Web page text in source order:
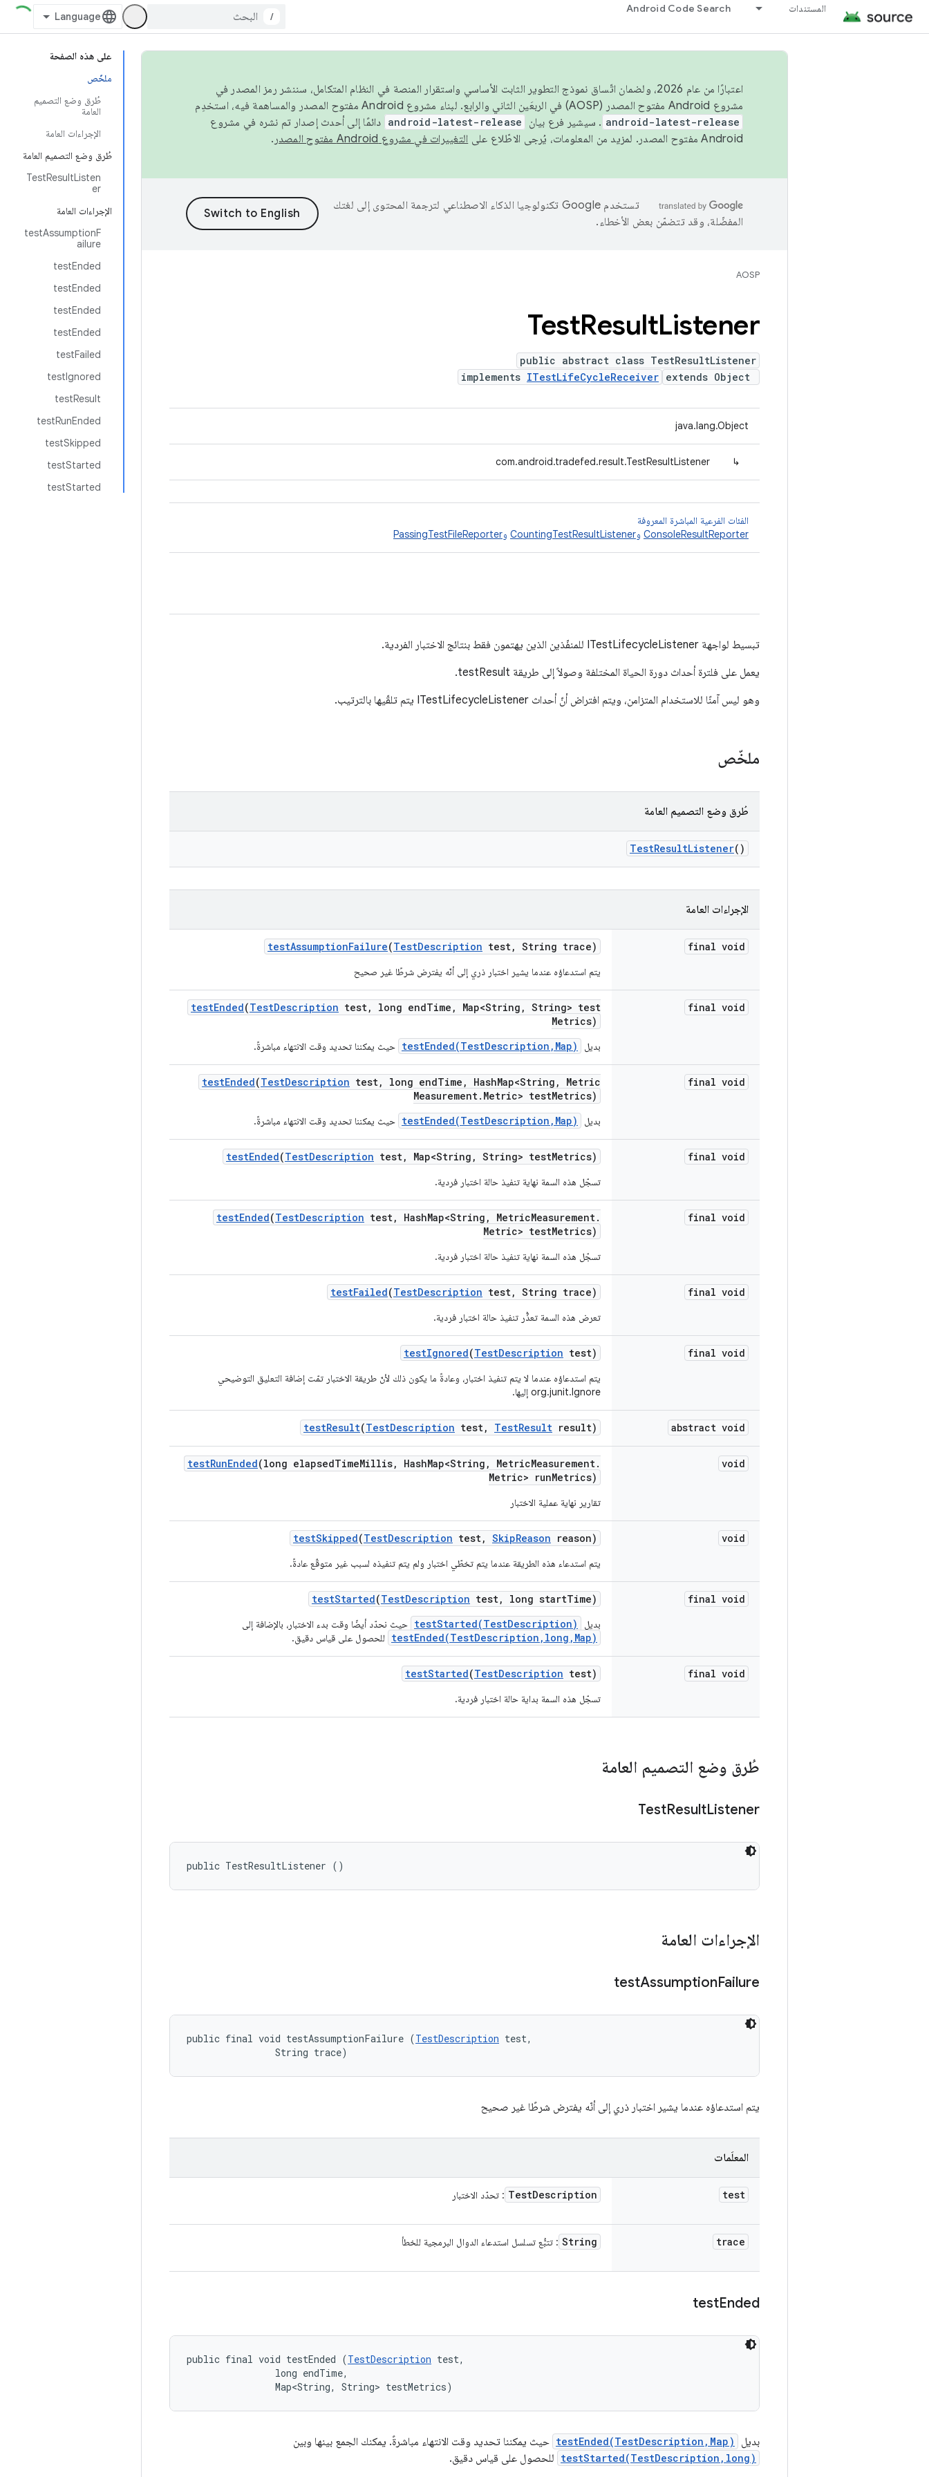
المستندات Android Code Search
/
على هذه الصفحة
ملخّص
طُرق وضع التصميم
العامة
الإجراءات العامة
طُرق وضع التصميم العامة
TestResultListen
er
الإجراءات العامة
testAssumptionF
ailure
testEnded
testEnded
testEnded
testEnded
testFailed
testIgnored
testResult
testRunEnded
testSkipped
testStarted
testStarted
اعتبارًا من عام 2026، ولضمان اتّساق نموذج التطوير الثابت الأساسي واستقرار المنصة في النظام المتكامل، سننشر رمز المصدر في
مشروع Android مفتوح المصدر (AOSP) في الربعَين الثاني والرابع. لبناء مشروع Android مفتوح المصدر والمساهمة فيه، استخدِم
android-latest-release . سيشير فرع بيان android-latest-release دائمًا إلى أحدث إصدار تم نشره في مشروع
Android مفتوح المصدر. لمزيد من المعلومات، يُرجى الاطّلاع على
التغييرات في مشروع Android مفتوح المصدر .
تستخدم Google تكنولوجيا الذكاء الاصطناعي لترجمة المحتوى إلى لغتك
المفضّلة، وقد تتضمّن بعض الأخطاء.
AOSP
TestResultListener
public abstract class TestResultListener
extends Object
implements ITestLifeCycleReceiver
java.lang.Object
↳
com.android.tradefed.result.TestResultListener
الفئات الفرعية المباشرة المعروفة
ConsoleResultReporter وCountingTestResultListener وPassingTestFileReporter
تبسيط لواجهة ITestLifecycleListener للمنفّذين الذين يهتمون فقط بنتائج الاختبار الفردية.
يعمل على فلترة أحداث دورة الحياة المختلفة وصولاً إلى طريقة testResult.
وهو ليس آمنًا للاستخدام المتزامن، ويتم افتراض أنّ أحداث ITestLifecycleListener يتم تلقّيها بالترتيب.
ملخّص
طُرق وضع التصميم العامة
TestResultListener()
الإجراءات العامة
final void
testAssumptionFailure(TestDescription test, String trace)
يتم استدعاؤه عندما يشير اختبار ذري إلى أنّه يفترض شرطًا غير صحيح
final void
testEnded(TestDescription test, long endTime , Map<String , String> test
Metrics)
بديل testEnded(TestDescription,Map) حيث يمكننا تحديد وقت الانتهاء مباشرةً.
final void
testEnded(TestDescription test, long endTime , HashMap<String ,
Metric
Measurement. Metric> testMetrics)
بديل testEnded(TestDescription,Map) حيث يمكننا تحديد وقت الانتهاء مباشرةً.
final void
testEnded(TestDescription test, Map<String , String> testMetrics)
تسجّل هذه السمة نهاية تنفيذ حالة اختبار فردية.
final void
testEnded(TestDescription test, HashMap<String , MetricMeasurement.
Metric> testMetrics)
تسجّل هذه السمة نهاية تنفيذ حالة اختبار فردية.
final void
testFailed(TestDescription test, String trace)
تعرض هذه السمة تعذُّر تنفيذ حالة اختبار فردية.
final void
testIgnored(TestDescription test)
يتم استدعاؤه عندما لا يتم تنفيذ اختبار، وعادةً ما يكون ذلك لأنّ طريقة الاختبار تمّت إضافة التعليق التوضيحي
org.junit.Ignore إليها.
abstract void
testResult(TestDescription test, TestResult result)
void
testRunEnded(long elapsedTimeMillis, HashMap<String , MetricMeasurement.
Metric> runMetrics)
تقارير نهاية عملية الاختبار
void
testSkipped(TestDescription test, SkipReason reason)
يتم استدعاء هذه الطريقة عندما يتم تخطّي اختبار ولم يتم تنفيذه لسبب غير متوقّع عادةً.
final void
testStarted(TestDescription test, long startTime)
بديل testStarted(TestDescription) حيث نحدّد أيضًا وقت بدء الاختبار، بالإضافة إلى
testEnded(TestDescription,long,Map) للحصول على قياس دقيق.
final void
testStarted(TestDescription test)
تسجّل هذه السمة بداية حالة اختبار فردية.
طُرق وضع التصميم العامة
TestResultListener
public TestResultListener ()
الإجراءات العامة
testAssumptionFailure
public final void testAssumptionFailure (TestDescription test,
                String trace)
يتم استدعاؤه عندما يشير اختبار ذري إلى أنّه يفترض شرطًا غير صحيح
المعلَمات
test
TestDescription : تحدّد الاختبار
trace
String : تتبُّع تسلسل استدعاء الدوال البرمجية للخطأ
testEnded
public final void testEnded (TestDescription test,
                long endTime,
                Map<String, String> testMetrics)
بديل testEnded(TestDescription,Map) حيث يمكننا تحديد وقت الانتهاء مباشرةً. يمكنك الجمع بينها وبين
testStarted(TestDescription,long) للحصول على قياس دقيق.